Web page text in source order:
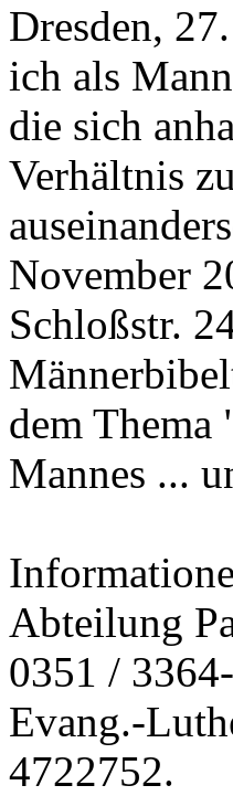
Dresden,
ich als
die sich
Verhältnis
November
Schloßstr.
dem Thema
Mannes ...
Abteilung
0351 /
Evang.-
4722752.